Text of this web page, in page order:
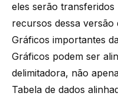
eles serão
recursos dessa versão
Gráficos importantes
Gráficos podem ser
delimitadora, não
Tabela de dados